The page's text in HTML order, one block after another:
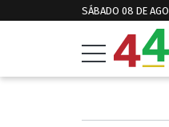
SÁBADO 08 DE